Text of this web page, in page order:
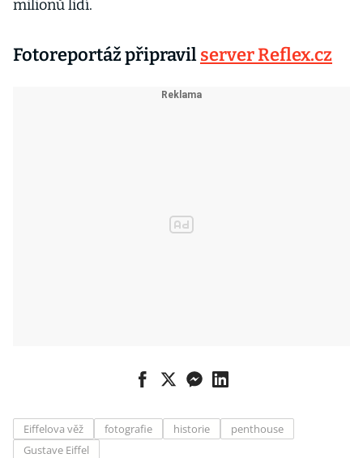
milionů lidí.
Fotoreportáž připravilserver Reflex.cz
Eiffelova věž fotografie historie
penthouse
Gustave Eiffel